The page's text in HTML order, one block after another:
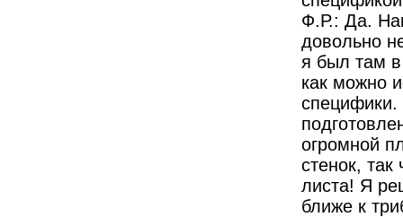
Ф.Р.: Да.
довольно
я был там в
как можно
специфики.
огромной
стенок,
листа! Я
ближе к